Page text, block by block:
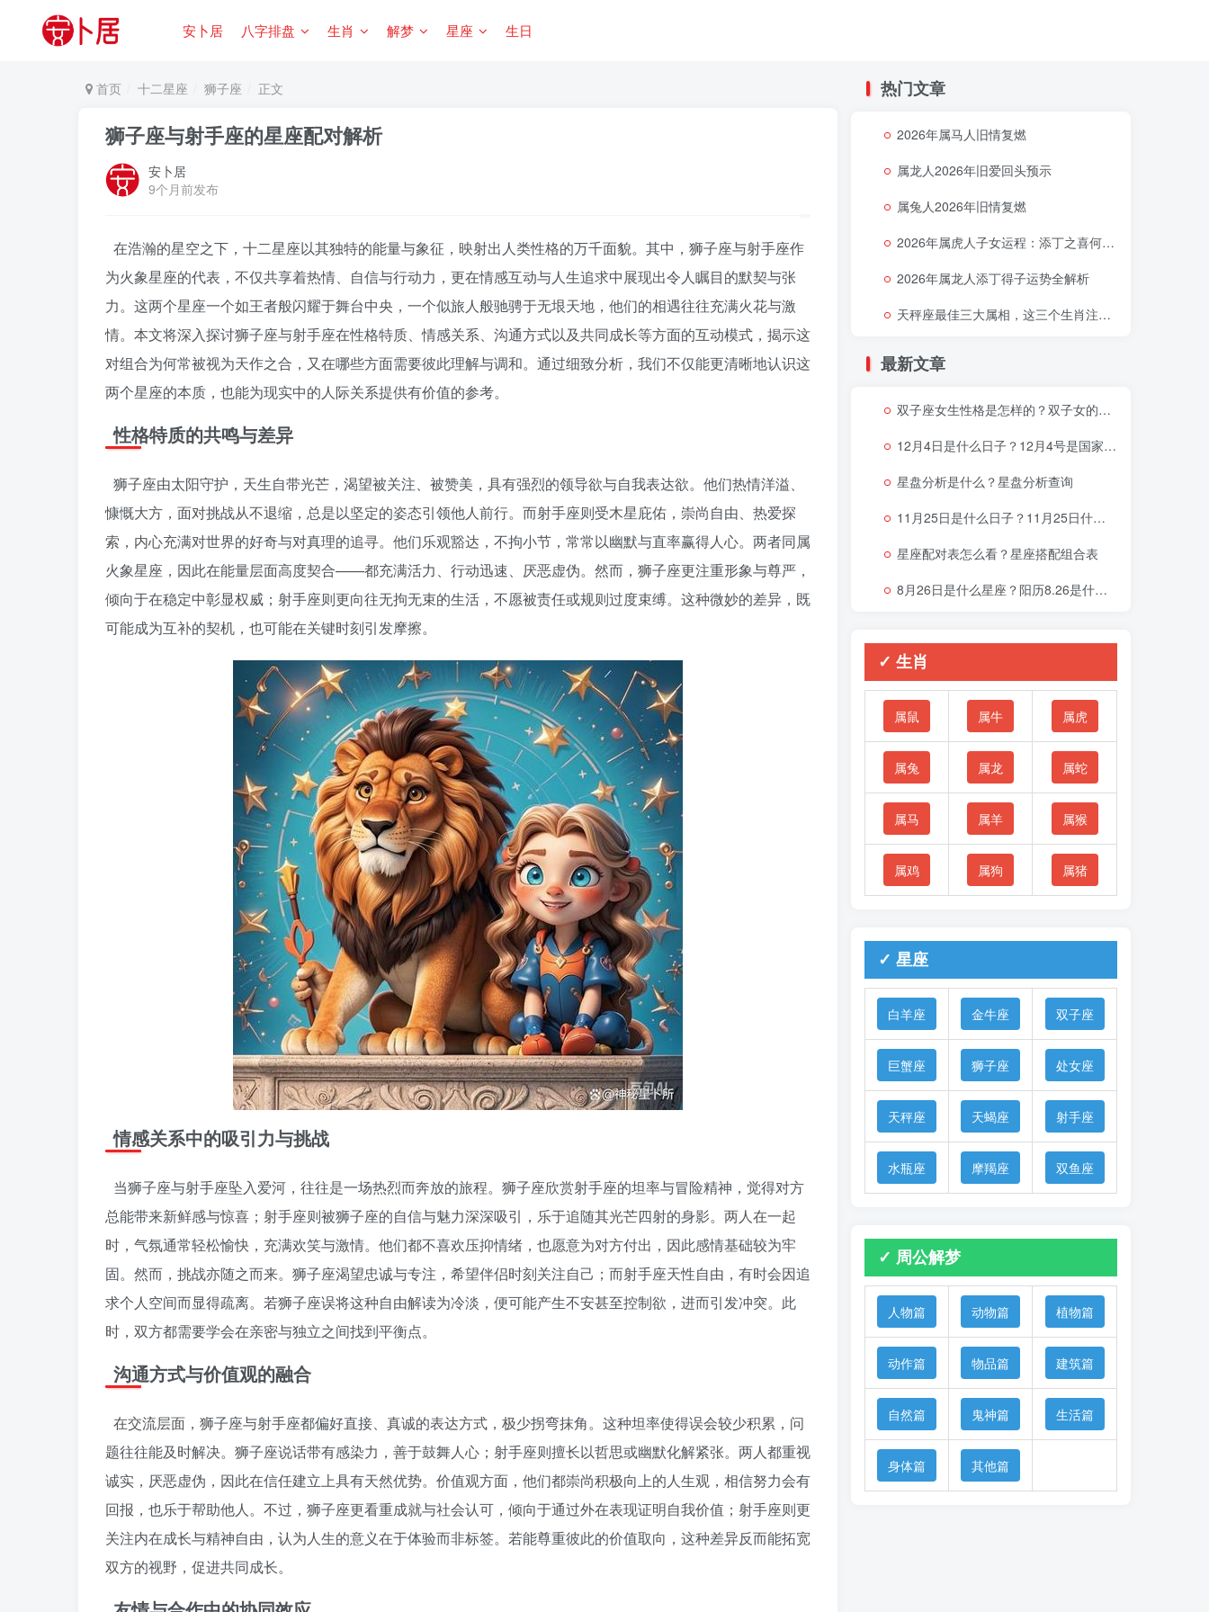
安卜居 八字排盘 生肖 解梦 星座 生日
首页 十二星座 狮子座 正文
狮子座与射手座的星座配对解析
安卜居
9个月前发布
在浩瀚的星空之下，十二星座以其独特的能量与象征，映射出人类性格的万千面貌。其中，狮子座与射手座作
为火象星座的代表，不仅共享着热情、自信与行动力，更在情感互动与人生追求中展现出令人瞩目的默契与张
力。这两个星座一个如王者般闪耀于舞台中央，一个似旅人般驰骋于无垠天地，他们的相遇往往充满火花与激
情。本文将深入探讨狮子座与射手座在性格特质、情感关系、沟通方式以及共同成长等方面的互动模式，揭示这
对组合为何常被视为天作之合，又在哪些方面需要彼此理解与调和。通过细致分析，我们不仅能更清晰地认识这
两个星座的本质，也能为现实中的人际关系提供有价值的参考。
性格特质的共鸣与差异
狮子座由太阳守护，天生自带光芒，渴望被关注、被赞美，具有强烈的领导欲与自我表达欲。他们热情洋溢、
慷慨大方，面对挑战从不退缩，总是以坚定的姿态引领他人前行。而射手座则受木星庇佑，崇尚自由、热爱探
索，内心充满对世界的好奇与对真理的追寻。他们乐观豁达，不拘小节，常常以幽默与直率赢得人心。两者同属
火象星座，因此在能量层面高度契合——都充满活力、行动迅速、厌恶虚伪。然而，狮子座更注重形象与尊严，
倾向于在稳定中彰显权威；射手座则更向往无拘无束的生活，不愿被责任或规则过度束缚。这种微妙的差异，既
可能成为互补的契机，也可能在关键时刻引发摩擦。
情感关系中的吸引力与挑战
当狮子座与射手座坠入爱河，往往是一场热烈而奔放的旅程。狮子座欣赏射手座的坦率与冒险精神，觉得对方
总能带来新鲜感与惊喜；射手座则被狮子座的自信与魅力深深吸引，乐于追随其光芒四射的身影。两人在一起
时，气氛通常轻松愉快，充满欢笑与激情。他们都不喜欢压抑情绪，也愿意为对方付出，因此感情基础较为牢
固。然而，挑战亦随之而来。狮子座渴望忠诚与专注，希望伴侣时刻关注自己；而射手座天性自由，有时会因追
求个人空间而显得疏离。若狮子座误将这种自由解读为冷淡，便可能产生不安甚至控制欲，进而引发冲突。此
时，双方都需要学会在亲密与独立之间找到平衡点。
沟通方式与价值观的融合
在交流层面，狮子座与射手座都偏好直接、真诚的表达方式，极少拐弯抹角。这种坦率使得误会较少积累，问
题往往能及时解决。狮子座说话带有感染力，善于鼓舞人心；射手座则擅长以哲思或幽默化解紧张。两人都重视
诚实，厌恶虚伪，因此在信任建立上具有天然优势。价值观方面，他们都崇尚积极向上的人生观，相信努力会有
回报，也乐于帮助他人。不过，狮子座更看重成就与社会认可，倾向于通过外在表现证明自我价值；射手座则更
关注内在成长与精神自由，认为人生的意义在于体验而非标签。若能尊重彼此的价值取向，这种差异反而能拓宽
双方的视野，促进共同成长。
热门文章
2026年属马人旧情复燃
属龙人2026年旧爱回头预示
属兔人2026年旧情复燃
2026年属虎人子女运程：添丁之喜何时降临
2026年属龙人添丁得子运势全解析
天秤座最佳三大属相，这三个生肖注定让天秤座好运连连
最新文章
双子座女生性格是怎样的？双子女的性格与脾气
12月4日是什么日子？12月4号是国家宪法日吗？
星盘分析是什么？星盘分析查询
11月25日是什么日子？11月25日什么星座
星座配对表怎么看？星座搭配组合表
8月26日是什么星座？阳历8.26是什么星座
✓ 生肖
属鼠 属牛 属虎
属兔 属龙 属蛇
属马 属羊 属猴
属鸡 属狗 属猪
✓ 星座
白羊座 金牛座 双子座
巨蟹座 狮子座 处女座
天秤座 天蝎座 射手座
水瓶座 摩羯座 双鱼座
✓ 周公解梦
人物篇 动物篇 植物篇
动作篇 物品篇 建筑篇
自然篇 鬼神篇 生活篇
身体篇 其他篇